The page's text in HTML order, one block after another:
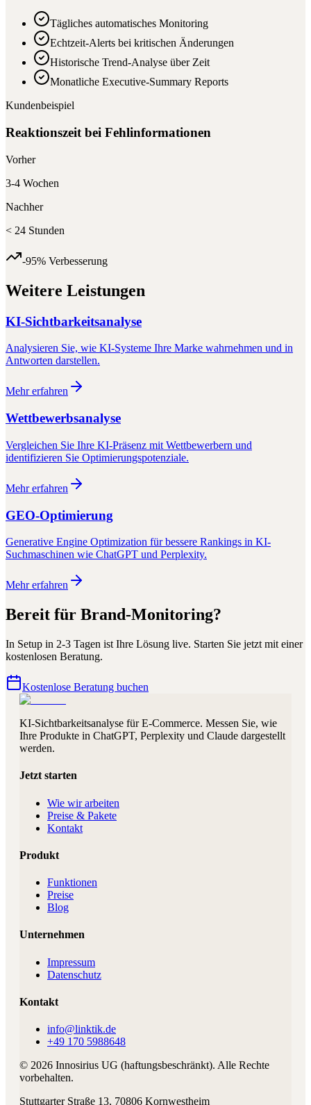
Tägliches automatisches Monitoring
Echtzeit-Alerts bei kritischen Änderungen
Historische Trend-Analyse über Zeit
Monatliche Executive-Summary Reports
Kundenbeispiel
Reaktionszeit bei Fehlinformationen
Vorher
3-4 Wochen
Nachher
< 24 Stunden
-95% Verbesserung
Weitere Leistungen
KI-Sichtbarkeitsanalyse
Analysieren Sie, wie KI-Systeme Ihre Marke wahrnehmen und in
Antworten darstellen.
Mehr erfahren
Wettbewerbsanalyse
Vergleichen Sie Ihre KI-Präsenz mit Wettbewerbern und
identifizieren Sie Optimierungspotenziale.
Mehr erfahren
GEO-Optimierung
Generative Engine Optimization für bessere Rankings in KI-
Suchmaschinen wie ChatGPT und Perplexity.
Mehr erfahren
Bereit für Brand-Monitoring?
In Setup in 2-3 Tagen ist Ihre Lösung live. Starten Sie jetzt mit einer
kostenlosen Beratung.
Kostenlose Beratung buchen
KI-Sichtbarkeitsanalyse für E-Commerce. Messen Sie, wie
Ihre Produkte in ChatGPT, Perplexity und Claude dargestellt
werden.
Jetzt starten
Wie wir arbeiten
Preise & Pakete
Kontakt
Produkt
Funktionen
Preise
Blog
Unternehmen
Impressum
Datenschutz
Kontakt
info@linktik.de
+49 170 5988648
© 2026 Innosirius UG (haftungsbeschränkt). Alle Rechte
vorbehalten.
Stuttgarter Straße 13, 70806 Kornwestheim